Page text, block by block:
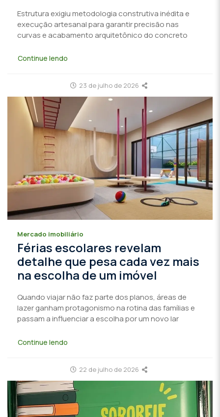
Estrutura exigiu metodologia construtiva inédita e
execução artesanal para garantir precisão nas
curvas e acabamento arquitetônico do concreto
Continue lendo
23 de julho de 2026
Mercado imobiliário
Férias escolares revelam
detalhe que pesa cada vez mais
na escolha de um imóvel
Quando viajar não faz parte dos planos, áreas de
lazer ganham protagonismo na rotina das famílias e
passam a influenciar a escolha por um novo lar
Continue lendo
22 de julho de 2026